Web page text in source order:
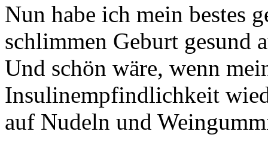
Nun habe ich mein bestes
schlimmen Geburt gesund
Und schön wäre, wenn
Insulinempfindlichkeit
auf Nudeln und